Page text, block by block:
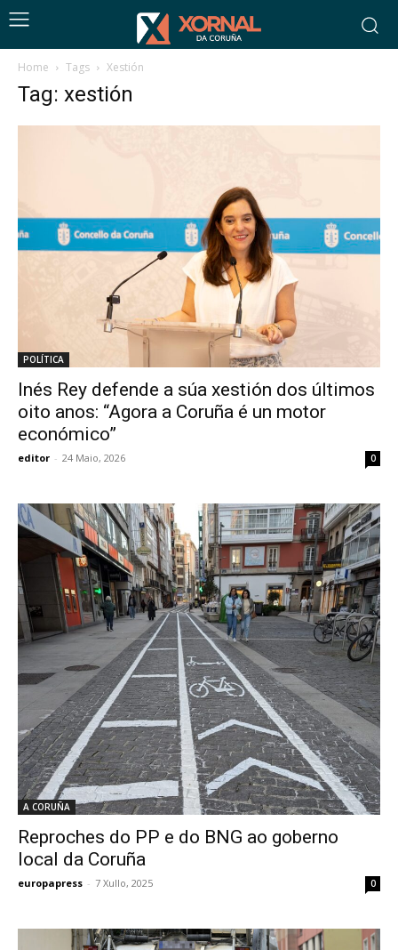
Home Tags Xestión
Tag: xestión
POLÍTICA
Inés Rey defende a súa xestión dos últimos
oito anos: “Agora a Coruña é un motor
económico”
editor - 24 Maio, 2026 0
A CORUÑA
Reproches do PP e do BNG ao goberno
local da Coruña
europapress - 7 Xullo, 2025 0